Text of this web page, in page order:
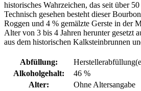
historisches Wahrzeichen, das seit über
Technisch gesehen besteht dieser
Roggen und 4 % gemälzte Gerste in der
Alter von 3 bis 4 Jahren herunter gesetzt
aus dem historischen Kalksteinbrunnen
Abfüllung:
Alkoholgehalt:
46 %
Alter:
Ohne Altersangabe